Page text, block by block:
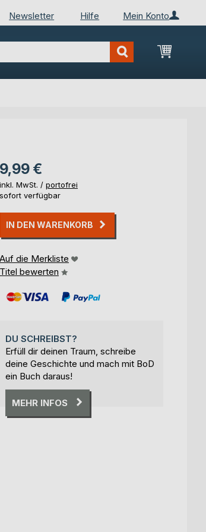
Mein Konto
Newsletter Hilfe
Mein
9,99 €
inkl. MwSt. / portofrei
sofort verfügbar
IN DEN WARENKORB
Auf die Merkliste
Titel bewerten
DU SCHREIBST?
Erfüll dir deinen Traum, schreibe
deine Geschichte und mach mit BoD
ein Buch daraus!
MEHR INFOS